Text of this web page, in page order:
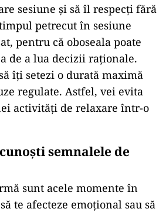
sesiune și să îl respecți fără
petrecut în sesiune
pentru că oboseala poate
de a lua decizii raționale.
îți setezi o durată maximă
regulate. Astfel, vei evita
activități de relaxare într-o
semnalele de
sunt acele momente în
te afecteze emoțional sau să